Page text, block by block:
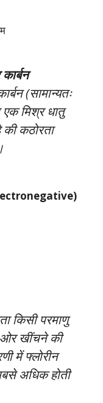
(सामान्यतः
मिश्र धातु
कठोरता
किसी परमाणु
ओर खींचने की
में फ्लोरीन
अधिक होती